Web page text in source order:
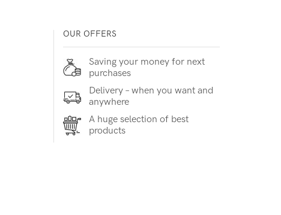
OUR OFFERS
Saving your money for next
purchases
Delivery – when you want and
anywhere
A huge selection of best
products